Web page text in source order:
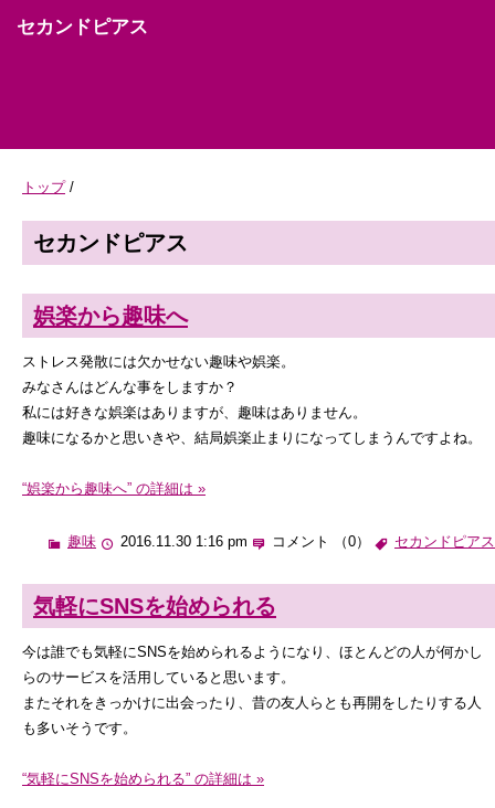
セカンドピアス
トップ/
セカンドピアス
娯楽から趣味へ
ストレス発散には欠かせない趣味や娯楽。
みなさんはどんな事をしますか？
私には好きな娯楽はありますが、趣味はありません。
趣味になるかと思いきや、結局娯楽止まりになってしまうんですよね。
“娯楽から趣味へ” の詳細は »
趣味 2016.11.30 1:16 pm コメント （0） セカンドピアス
気軽にSNSを始められる
今は誰でも気軽にSNSを始められるようになり、ほとんどの人が何かし
らのサービスを活用していると思います。
またそれをきっかけに出会ったり、昔の友人らとも再開をしたりする人
も多いそうです。
“気軽にSNSを始められる” の詳細は »